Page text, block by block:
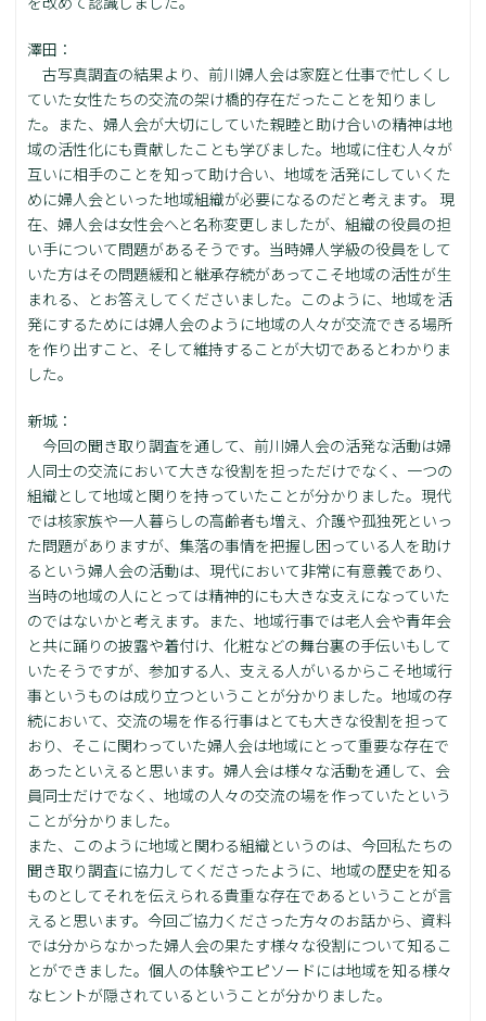
澤田：
古写真調査の結果より、前川婦人会は家庭と仕事で忙しくし
ていた女性たちの交流の架け橋的存在だったことを知りまし
た。また、婦人会が大切にしていた親睦と助け合いの精神は地
域の活性化にも貢献したことも学びました。地域に住む人々が
互いに相手のことを知って助け合い、地域を活発にしていくた
めに婦人会といった地域組織が必要になるのだと考えます。 現
在、婦人会は女性会へと名称変更しましたが、組織の役員の担
い手について問題があるそうです。当時婦人学級の役員をして
いた方はその問題緩和と継承存続があってこそ地域の活性が生
まれる、とお答えしてくださいました。このように、地域を活
発にするためには婦人会のように地域の人々が交流できる場所
を作り出すこと、そして維持することが大切であるとわかりま
した。
新城：
今回の聞き取り調査を通して、前川婦人会の活発な活動は婦
人同士の交流において大きな役割を担っただけでなく、一つの
組織として地域と関りを持っていたことが分かりました。現代
では核家族や一人暮らしの高齢者も増え、介護や孤独死といっ
た問題がありますが、集落の事情を把握し困っている人を助け
るという婦人会の活動は、現代において非常に有意義であり、
当時の地域の人にとっては精神的にも大きな支えになっていた
のではないかと考えます。また、地域行事では老人会や青年会
と共に踊りの披露や着付け、化粧などの舞台裏の手伝いもして
いたそうですが、参加する人、支える人がいるからこそ地域行
事というものは成り立つということが分かりました。地域の存
続において、交流の場を作る行事はとても大きな役割を担って
おり、そこに関わっていた婦人会は地域にとって重要な存在で
あったといえると思います。婦人会は様々な活動を通して、会
員同士だけでなく、地域の人々の交流の場を作っていたという
ことが分かりました。
また、このように地域と関わる組織というのは、今回私たちの
聞き取り調査に協力してくださったように、地域の歴史を知る
ものとしてそれを伝えられる貴重な存在であるということが言
えると思います。今回ご協力くださった方々のお話から、資料
では分からなかった婦人会の果たす様々な役割について知るこ
とができました。個人の体験やエピソードには地域を知る様々
なヒントが隠されているということが分かりました。